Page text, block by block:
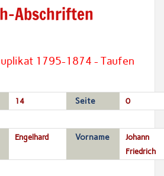
Abschriften
1795-1874 - Taufen
14 Seite 0
Engelhard Vorname
Johann
Friedrich